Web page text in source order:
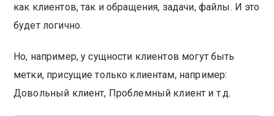
как клиентов, так и обращения, задачи, файлы. И это
будет логично.
Но, например, у сущности клиентов могут быть
метки, присущие только клиентам, например:
Довольный клиент, Проблемный клиент и т.д.